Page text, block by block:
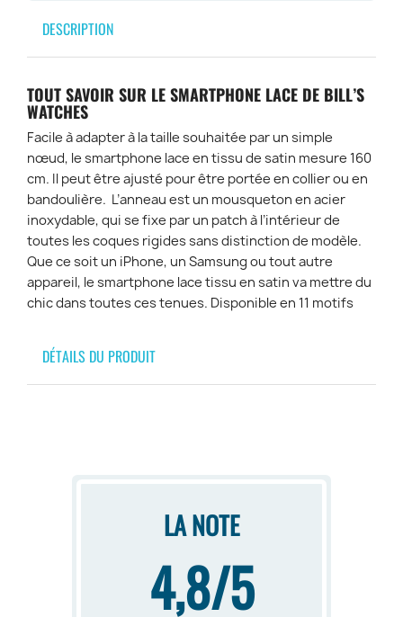
DESCRIPTION
TOUT SAVOIR SUR LE SMARTPHONE LACE DE BILL’S
WATCHES
Facile à adapter à la taille souhaitée par un simple
nœud, le smartphone lace en tissu de satin mesure 160
cm. Il peut être ajusté pour être portée en collier ou en
bandoulière. L’anneau est un mousqueton en acier
inoxydable, qui se fixe par un patch à l’intérieur de
toutes les coques rigides sans distinction de modèle.
Que ce soit un iPhone, un Samsung ou tout autre
appareil, le smartphone lace tissu en satin va mettre du
chic dans toutes ces tenues. Disponible en 11 motifs
DÉTAILS DU PRODUIT
LA NOTE
4,8/5